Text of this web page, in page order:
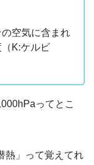
空気に含まれ
K:ケルビ
ってとこ
熱」って覚えてれ